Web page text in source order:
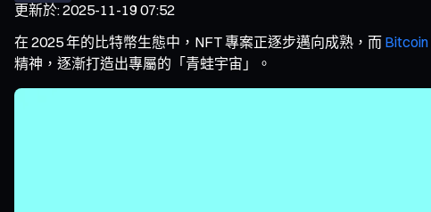
更新於:2025-11-19 07:52
在 2025 年的比特幣生態中，NFT 專案正逐步邁向成熟，而 Bitcoin
精神，逐漸打造出專屬的「青蛙宇宙」。